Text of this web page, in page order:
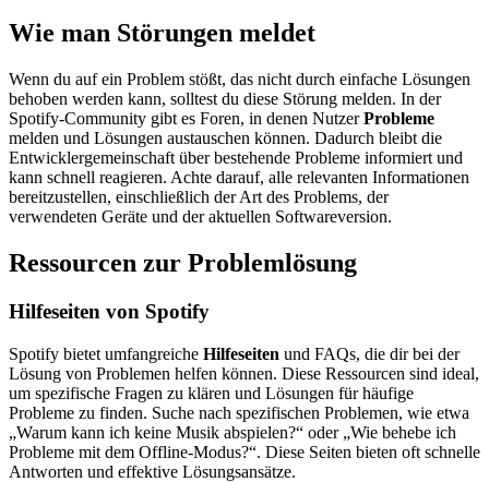
Wie man Störungen meldet
Wenn du auf ein Problem stößt, das nicht durch einfache Lösungen
behoben werden kann, solltest du diese Störung melden. In der
Spotify-Community gibt es Foren, in denen NutzerProbleme
melden und Lösungen austauschen können. Dadurch bleibt die
Entwicklergemeinschaft über bestehende Probleme informiert und
kann schnell reagieren. Achte darauf, alle relevanten Informationen
bereitzustellen, einschließlich der Art des Problems, der
verwendeten Geräte und der aktuellen Softwareversion.
Ressourcen zur Problemlösung
Hilfeseiten von Spotify
Spotify bietet umfangreiche Hilfeseiten und FAQs, die dir bei der
Lösung von Problemen helfen können. Diese Ressourcen sind ideal,
um spezifische Fragen zu klären und Lösungen für häufige
Probleme zu finden. Suche nach spezifischen Problemen, wie etwa
„Warum kann ich keine Musik abspielen?“ oder „Wie behebe ich
Probleme mit dem Offline-Modus?“. Diese Seiten bieten oft schnelle
Antworten und effektive Lösungsansätze.